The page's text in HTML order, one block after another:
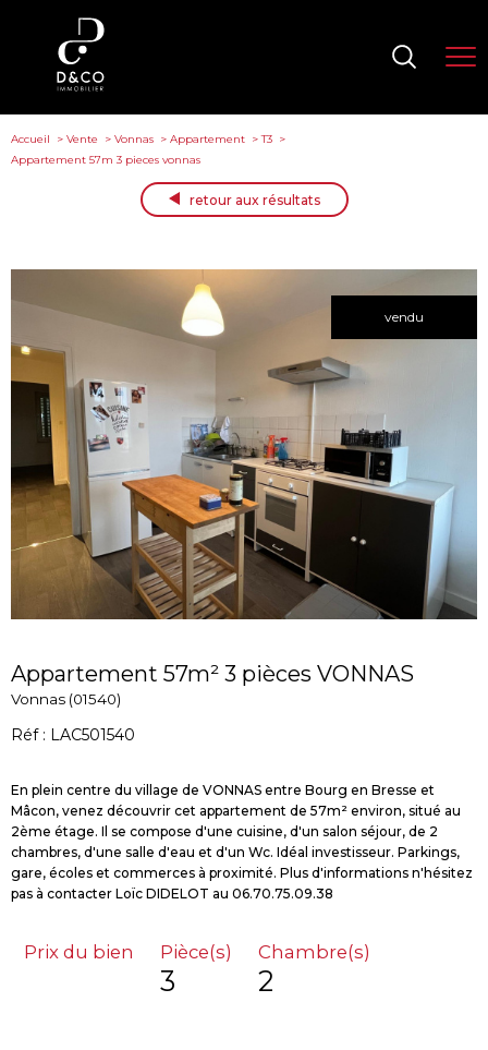
Accueil Vente Vonnas Appartement
T3
Appartement 57m 3 pieces vonnas
retour aux résultats
vendu
Appartement 57m² 3 pièces VONNAS
Vonnas (01540)
Réf : LAC501540
En plein centre du village de VONNAS entre Bourg en Bresse et
Mâcon, venez découvrir cet appartement de 57m² environ, situé au
2ème étage. Il se compose d'une cuisine, d'un salon séjour, de 2
chambres, d'une salle d'eau et d'un Wc. Idéal investisseur. Parkings,
gare, écoles et commerces à proximité. Plus d'informations n'hésitez
Prix du bien Pièce(s)
3
Chambre(s)
2